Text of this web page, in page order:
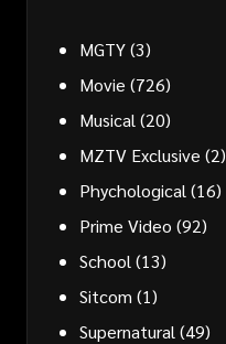
MGTY(3)
Movie (726)
Musical (20)
MZTV Exclusive (2)
Phychological (16)
Prime Video (92)
School (13)
Sitcom (1)
Supernatural (49)